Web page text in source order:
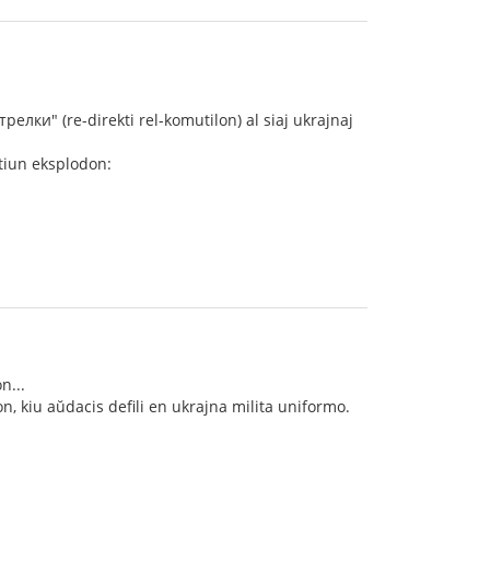
(re-direkti rel-komutilon) al siaj ukrajnaj
eksplodon:
kiu aŭdacis defili en ukrajna milita uniformo.